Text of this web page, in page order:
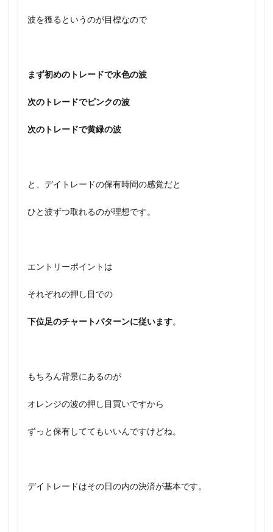
波を獲るというのが目標なので
まず初めのトレードで水色の波
次のトレードでピンクの波
次のトレードで黄緑の波
と、デイトレードの保有時間の感覚だと
ひと波ずつ取れるのが理想です。
エントリーポイントは
それぞれの押し目での
下位足のチャートパターンに従います。
もちろん背景にあるのが
オレンジの波の押し目買いですから
ずっと保有しててもいいんですけどね。
デイトレードはその日の内の決済が基本です。